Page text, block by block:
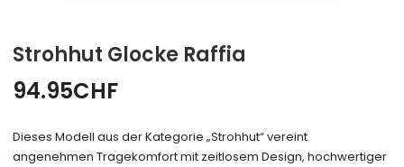
Strohhut Glocke Raffia
94.95CHF
Dieses Modell aus der Kategorie „Strohhut“ vereint
angenehmen Tragekomfort mit zeitlosem Design, hochwertiger